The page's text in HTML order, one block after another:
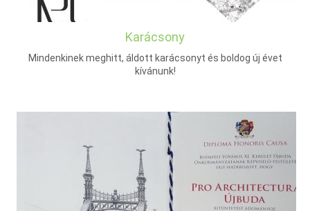
Karácsony
Mindenkinek meghitt, áldott karácsonyt és boldog új évet
kívánunk!